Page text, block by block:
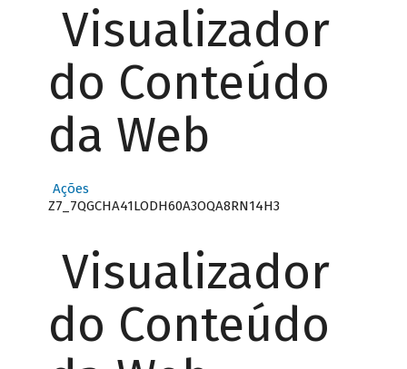
Visualizador
do Conteúdo
da Web
Ações
Z7_7QGCHA41LODH60A3OQA8RN14H3
Visualizador
do Conteúdo